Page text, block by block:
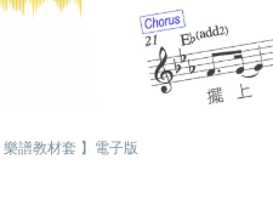
樂譜教材套 】電子版